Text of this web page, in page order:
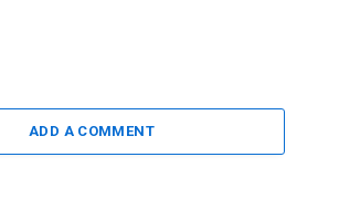
ADD A COMMENT